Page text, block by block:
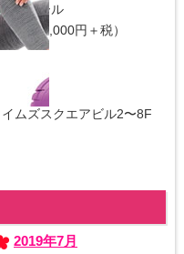
すボール
（10,000円＋税）
ムズスクエアビル2〜8F
2019年7月